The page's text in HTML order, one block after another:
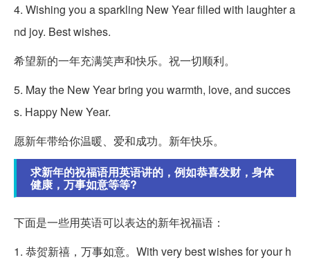
4. Wishing you a sparkling New Year filled with laughter a
nd joy. Best wishes.
希望新的一年充满笑声和快乐。祝一切顺利。
5. May the New Year bring you warmth, love, and succes
s. Happy New Year.
愿新年带给你温暖、爱和成功。新年快乐。
求新年的祝福语用英语讲的，例如恭喜发财，身体
健康，万事如意等等?
下面是一些用英语可以表达的新年祝福语：
1. 恭贺新禧，万事如意。With very best wishes for your h